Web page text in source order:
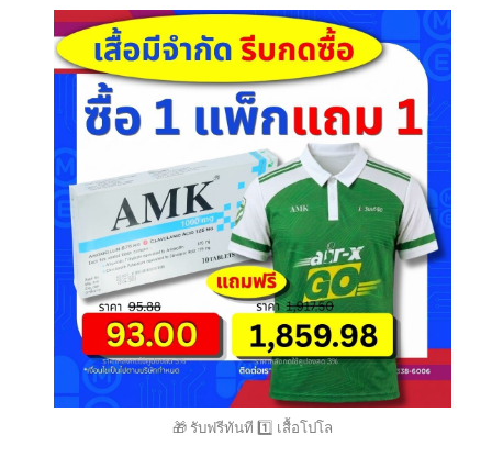
🎁 รับฟรีทันที 1️⃣ เสื้อโปโล